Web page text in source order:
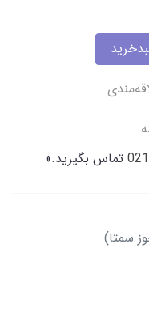
تماس بگیرید.»
سمتا)